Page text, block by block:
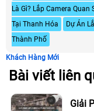
Là Gì? Lắp Camera Quan
Tại Thanh Hóa
Dự Án
Thành Phố
Khách Hàng Mới
Bài viết liên
Giải